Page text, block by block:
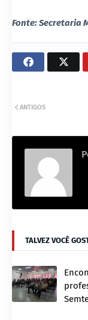
Fonte: Secretaria
ANTIGOS
TALVEZ VOCÊ